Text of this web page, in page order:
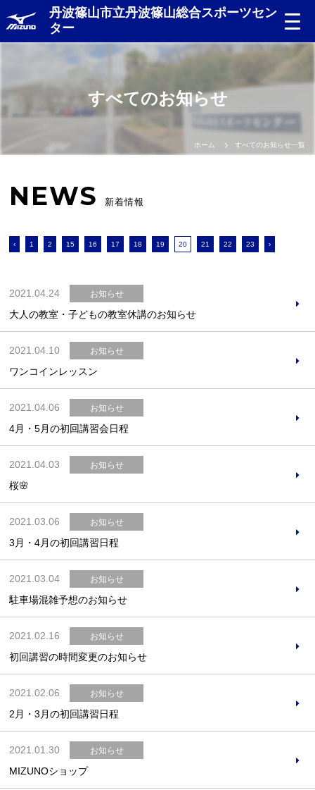
丹波篠山市立丹波篠山総合スポーツセン
ター
お問合せフォーム
スポーツ教室体験
すべてのお知らせ
ホーム すべてのお知らせ一覧
NEWS 新着情報
‹ 1 2 15 16 17 18 19 20 21 22 23 ›
2021.04.24 お知らせ
大人の教室・子どもの教室休講のお知らせ
2021.04.10 お知らせ
ワンコインレッスン
2021.04.06 お知らせ
4月・5月の初回講習会日程
2021.04.03 お知らせ
桜🌸
2021.03.06 お知らせ
3月・4月の初回講習日程
2021.03.04 お知らせ
駐車場混雑予想のお知らせ
2021.02.16 お知らせ
初回講習の時間変更のお知らせ
2021.02.06 お知らせ
2月・3月の初回講習日程
2021.01.30 お知らせ
MIZUNOショップ